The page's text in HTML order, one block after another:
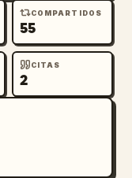
(Monitor vital)
y lecturas
registro de
como
con 6 entradas
grande
de
COMPARTIDOS
55
CITAS
2